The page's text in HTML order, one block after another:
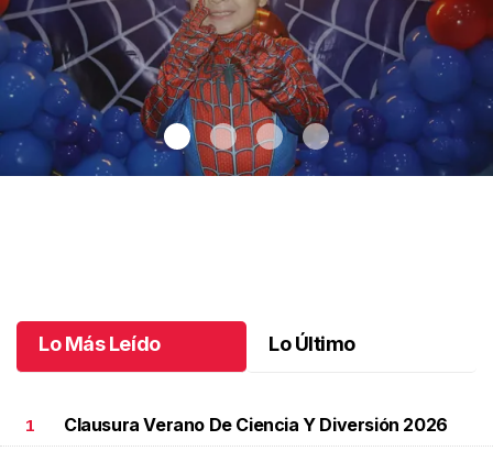
Lo Más Leído Lo Último
1 Clausura Verano De Ciencia Y Diversión 2026